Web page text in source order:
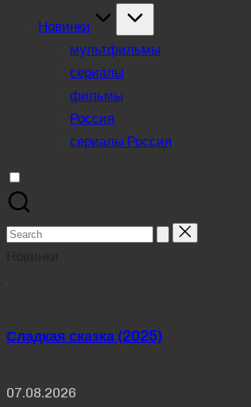
Новинки
мультфильмы
сериалы
фильмы
Россия
сериалы Россия
Search
Сладкая сказка (2025)
07.08.2026